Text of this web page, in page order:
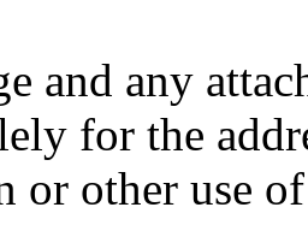
and any
for the
or other use